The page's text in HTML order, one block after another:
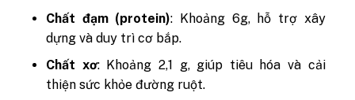
Chất đạm (protein): Khoảng 6g, hỗ trợ xây
dựng và duy trì cơ bắp.
Chất xơ: Khoảng 2,1 g, giúp tiêu hóa và cải
thiện sức khỏe đường ruột.